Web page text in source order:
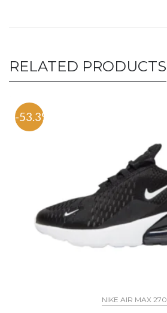
RELATED PRODUCTS
-53.3%
NIKE AIR MAX 270